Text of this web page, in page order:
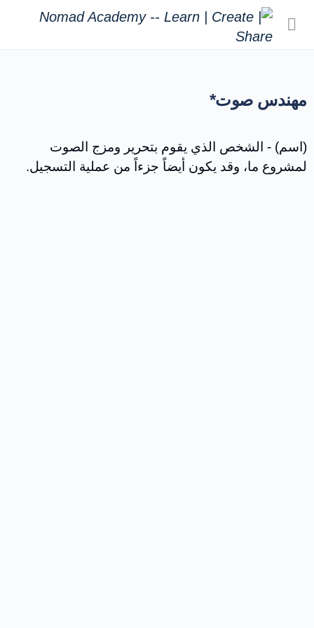
مهندس صوت*
(اسم) - الشخص الذي يقوم بتحرير ومزج الصوت
لمشروع ما، وقد يكون أيضاً جزءاً من عملية التسجيل.